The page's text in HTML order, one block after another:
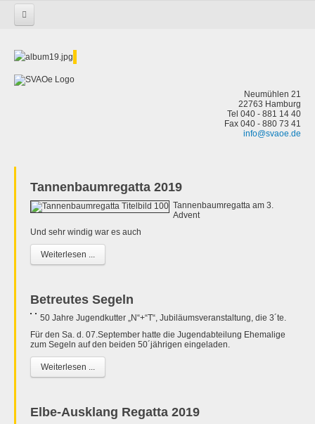
Neumühlen 21
22763 Hamburg
Tel 040 - 881 14 40
Fax 040 - 880 73 41
info@svaoe.de
Tannenbaumregatta 2019
Tannenbaumregatta am 3.
Advent
Und sehr windig war es auch
Weiterlesen ...
Betreutes Segeln
50 Jahre Jugendkutter „N“+“T“, Jubiläumsveranstaltung, die 3´te.
Für den Sa. d. 07.September hatte die Jugendabteilung Ehemalige
zum Segeln auf den beiden 50´jährigen eingeladen.
Weiterlesen ...
Elbe-Ausklang Regatta 2019